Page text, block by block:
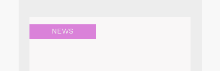
NEWS